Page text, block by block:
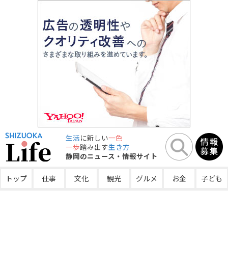
生活に新しい一色
一歩踏み出す生き方
静岡のニュース・情報サイト
トップ 仕事 文化 観光 グルメ お金 子ども